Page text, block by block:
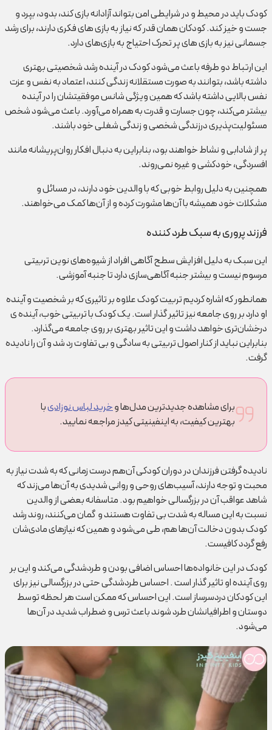
کودک باید در محیط و در شرایطی امن بتواند آزادانه بازی کند، بدود، بپرد و
جست و خیز کند. کودکان همان قدر که نیاز به بازی های فکری دارند، برای رشد
جسمانی نیز به بازی های پر تحرک احتیاج به بازی‌های دارد.
این ارتباط دو طرفه باعث می‌شود کودک در آینده رشد شخصیتی بهتری
داشته باشد، بتوانند به صورت مستقلانه زندگی کنند، اعتماد ‌به نفس و عزت
نفس بالایی داشته ‌باشد که همین ویژگی شانس موفقیتشان را در آینده
بیشتر می‌کند، چون جسارت و قدرت به همراه می‌آورد. باعث می‌شود شخص
مسئولیت‌پذیری درزندگی شخصی و زندگی شغلی خود باشند.
پر از شادابی و نشاط خواهند بود، بنابراین به دنبال افکار روان‌پریشانه مانند
افسردگی، خودکشی و غیره نمی‌روند.
همچنین به دلیل روابط خوبی که با والدین خود دارند، در مسائل و
مشکلات خود همیشه با آن‌ها مشورت کرده و از آن‌ها کمک می‌خواهند.
فرزند پروری به سبک طرد کننده
این سبک به دلیل افزایش سطح آگاهی افراد از شیوه‌های نوین تربیتی
مرسوم نیست و بیشتر جنبه آگاهی‌سازی دارد تا جنبه آموزشی.
همانطور که اشاره کردیم تربیت کودک علاوه بر تاثیری که بر شخصیت و آینده
او دارد بر روی جامعه نیز تاثیر گذار است. یک کودک با تربیتی خوب، آینده ی
درخشان‌تری خواهد داشت و این تاثیر بهتری بر روی جامعه می‌گذارد.
بنابراین نباید از کنار اصول تربیتی به سادگی و بی تفاوت رد شد و آن را نادیده
گرفت.
برای مشاهده جدیدترین مدل‌ها وخرید لباس نوزادیبا
بهترین کیفیت، به اینفینیتی کیدز مراجعه نمایید.
نادیده گرفتن فرزندان در دوران کودکی آن‌هم درست زمانی که به شدت نیاز به
محبت و توجه دارند، آسیب‌های روحی و روانی شدیدی به آن‌ها می‌زند که
شاهد عواقب آن در بزرگسالی خواهیم بود. متاسفانه بعضی از والدین
نسبت به این مساله به شدت بی تفاوت هستند و گمان می‌کنند، روند رشد
کودک بدون دخالت آن‌ها هم، طی می‌شود و همین که نیازهای مادی‌شان
رفع گردد کافیست.
کودک در این خانواده‌‌ها احساس اضافی بودن و طردشدگی می‌کند و این بر
روی آینده او تاثیر گذار است . احساس طردشدگی حتی در بزرگسالی نیز برای
این کودکان دردسرساز است. این احساس که ممکن است هر لحظه توسط
دوستان و اطرافیانشان طرد شوند باعث ترس و ضطراب شدید در آن‌ها
می‌شود.